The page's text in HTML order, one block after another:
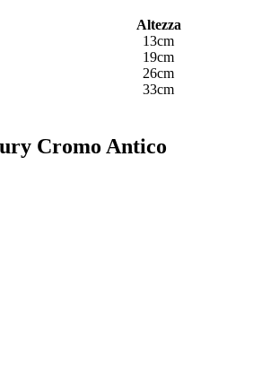
Altezza
13cm
19cm
26cm
33cm
Cromo Antico